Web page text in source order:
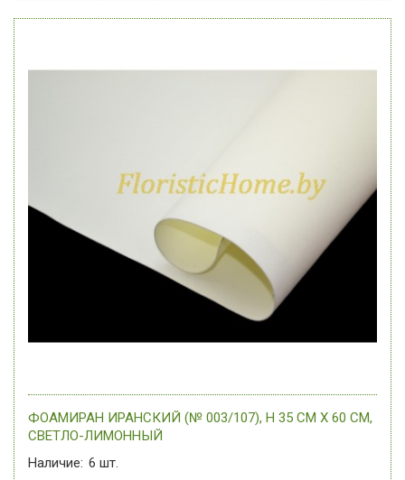
ФОАМИРАН ИРАНСКИЙ (№ 003/107), H 35 СМ Х 60 СМ,
СВЕТЛО-ЛИМОННЫЙ
Наличие: 6 шт.